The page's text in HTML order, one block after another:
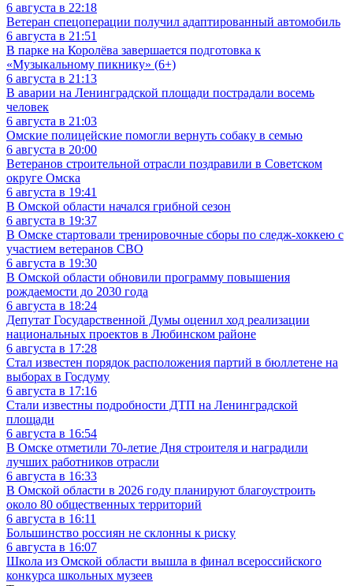
6 августа в 22:18
Ветеран спецоперации получил адаптированный автомобиль
6 августа в 21:51
В парке на Королёва завершается подготовка к
«Музыкальному пикнику» (6+)
6 августа в 21:13
В аварии на Ленинградской площади пострадали восемь
человек
6 августа в 21:03
Омские полицейские помогли вернуть собаку в семью
6 августа в 20:00
Ветеранов строительной отрасли поздравили в Советском
округе Омска
6 августа в 19:41
В Омской области начался грибной сезон
6 августа в 19:37
В Омске стартовали тренировочные сборы по следж-хоккею с
участием ветеранов СВО
6 августа в 19:30
В Омской области обновили программу повышения
рождаемости до 2030 года
6 августа в 18:24
Депутат Государственной Думы оценил ход реализации
национальных проектов в Любинском районе
6 августа в 17:28
Стал известен порядок расположения партий в бюллетене на
выборах в Госдуму
6 августа в 17:16
Стали известны подробности ДТП на Ленинградской
площади
6 августа в 16:54
В Омске отметили 70-летие Дня строителя и наградили
лучших работников отрасли
6 августа в 16:33
В Омской области в 2026 году планируют благоустроить
около 80 общественных территорий
6 августа в 16:11
Большинство россиян не склонны к риску
6 августа в 16:07
Школа из Омской области вышла в финал всероссийского
конкурса школьных музеев